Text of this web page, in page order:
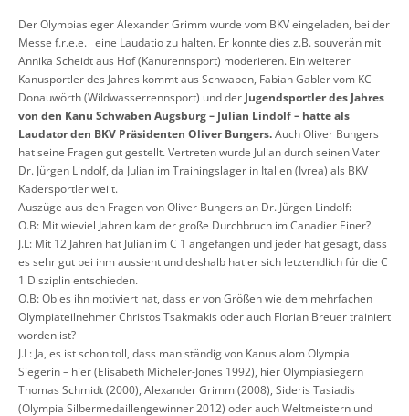
Der Olympiasieger Alexander Grimm wurde vom BKV eingeladen, bei der
Messe f.r.e.e. eine Laudatio zu halten. Er konnte dies z.B. souverän mit
Annika Scheidt aus Hof (Kanurennsport) moderieren. Ein weiterer
Kanusportler des Jahres kommt aus Schwaben, Fabian Gabler vom KC
Donauwörth (Wildwasserrennsport) und der Jugendsportler des Jahres
von den Kanu Schwaben Augsburg – Julian Lindolf – hatte als
Laudator den BKV Präsidenten Oliver Bungers.Auch Oliver Bungers
hat seine Fragen gut gestellt. Vertreten wurde Julian durch seinen Vater
Dr. Jürgen Lindolf, da Julian im Trainingslager in Italien (Ivrea) als BKV
Kadersportler weilt.
Auszüge aus den Fragen von Oliver Bungers an Dr. Jürgen Lindolf:
O.B: Mit wieviel Jahren kam der große Durchbruch im Canadier Einer?
J.L: Mit 12 Jahren hat Julian im C 1 angefangen und jeder hat gesagt, dass
es sehr gut bei ihm aussieht und deshalb hat er sich letztendlich für die C
1 Disziplin entschieden.
O.B: Ob es ihn motiviert hat, dass er von Größen wie dem mehrfachen
Olympiateilnehmer Christos Tsakmakis oder auch Florian Breuer trainiert
worden ist?
J.L: Ja, es ist schon toll, dass man ständig von Kanuslalom Olympia
Siegerin – hier (Elisabeth Micheler-Jones 1992), hier Olympiasiegern
Thomas Schmidt (2000), Alexander Grimm (2008), Sideris Tasiadis
(Olympia Silbermedaillengewinner 2012) oder auch Weltmeistern und